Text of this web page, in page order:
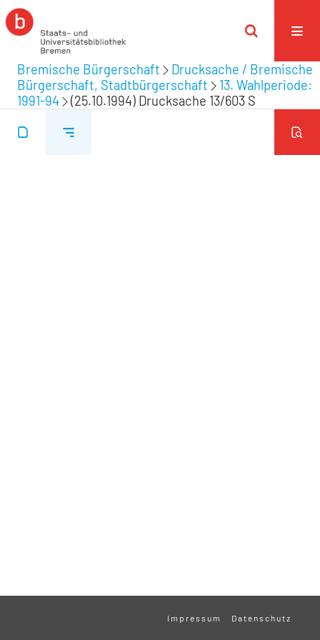
Bremische Bürgerschaft
Drucksache / Bremische
Bürgerschaft, Stadtbürgerschaft
13. Wahlperiode:
1991-94
(25.10.1994) Drucksache 13/603 S
Impressum Datenschutz